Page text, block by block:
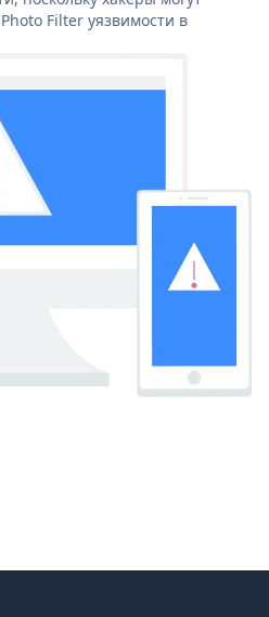
Filter уязвимости в